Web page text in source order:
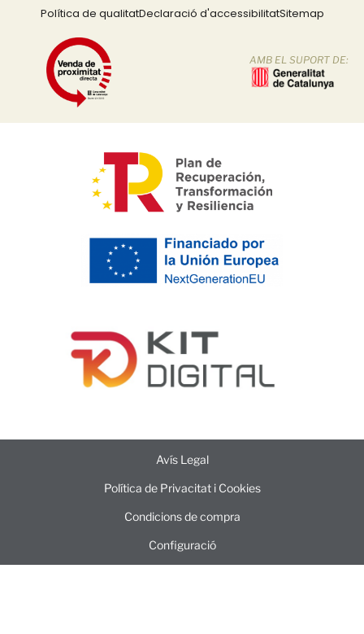
Política de qualitatDeclaració d'accessibilitatSitemap
AMB EL SUPORT DE:
Avís Legal
Política de Privacitat i Cookies
Condicions de compra
Configuració